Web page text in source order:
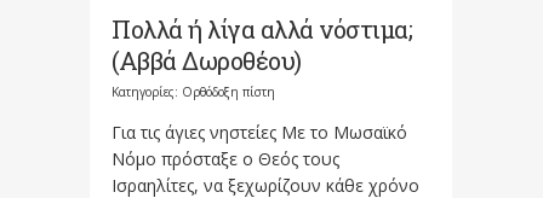
Πολλά ή λίγα αλλά νόστιμα;
(Αββά Δωροθέου)
Κατηγορίες: Ορθόδοξη πίστη
Για τις άγιες νηστείες Με το Μωσαϊκό
Νόμο πρόσταξε ο Θεός τους
Ισραηλίτες, να ξεχωρίζουν κάθε χρόνο